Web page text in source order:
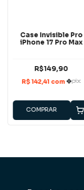
Case Invisible Pro
iPhone 17 Pro Max
R$149,90
COMPRAR